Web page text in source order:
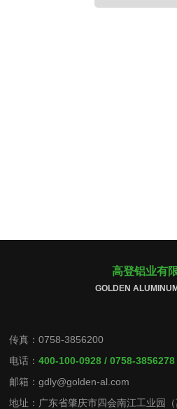
高登铝业有
GOLDEN
传真：0758-3856200
电话：400-100-0928 / 0758-3856278
邮箱：gdly@golden-al.com
地址：广东省肇庆市四会南江工业园（